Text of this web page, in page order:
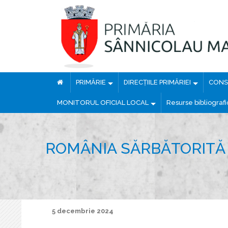
PRIMĂRIE DIRECȚIILE PRIMĂRIEI
MONITORUL OFICIAL LOCAL Resurse
ROMÂNIA
5 decembrie 2024